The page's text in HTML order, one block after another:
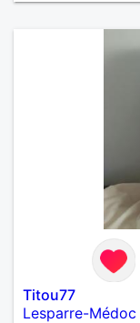
Titou77
Lesparre-Médoc